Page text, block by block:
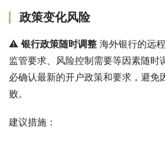
政策变化风险
⚠️ 银行政策随时调整 海外银行的远
监管要求、风险控制需要等因素随时
必确认最新的开户政策和要求，避免
败。
建议措施：